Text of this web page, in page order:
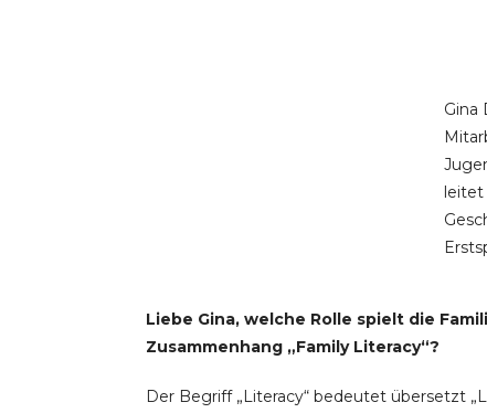
Gina
leitet
Liebe Gina, welche Rolle spielt die
Zusammenhang „Family Literacy“?
Der Begriff „Literacy“ bedeutet übersetzt